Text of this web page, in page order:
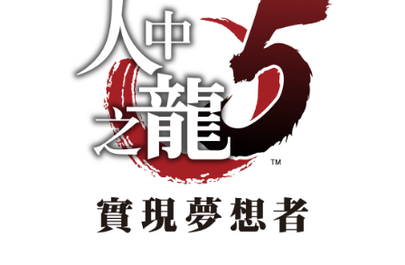
生成式AI與雲端應用
Enterprise Digital Transformation